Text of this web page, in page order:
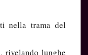
nella trama del
rivelando lunghe